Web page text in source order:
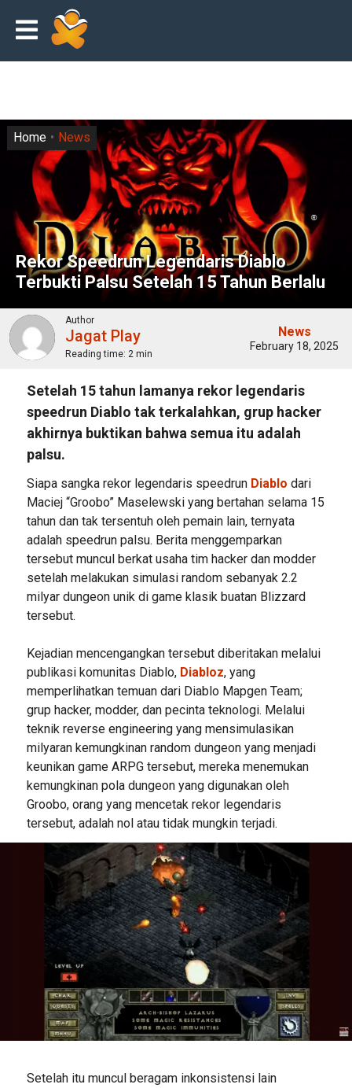
Rekor Speedrun Legendaris Diablo
Terbukti Palsu Setelah 15 Tahun Berlalu
Home News
Author
Jagat Play
Reading time: 2 min
News
February 18, 2025
Setelah 15 tahun lamanya rekor legendaris
speedrun Diablo tak terkalahkan, grup hacker
akhirnya buktikan bahwa semua itu adalah
palsu.
Siapa sangka rekor legendaris speedrun Diablo dari
Maciej “Groobo” Maselewski yang bertahan selama 15
tahun dan tak tersentuh oleh pemain lain, ternyata
adalah speedrun palsu. Berita menggemparkan
tersebut muncul berkat usaha tim hacker dan modder
setelah melakukan simulasi random sebanyak 2.2
milyar dungeon unik di game klasik buatan Blizzard
tersebut.
Kejadian mencengangkan tersebut diberitakan melalui
publikasi komunitas Diablo, Diabloz, yang
memperlihatkan temuan dari Diablo Mapgen Team;
grup hacker, modder, dan pecinta teknologi. Melalui
teknik reverse engineering yang mensimulasikan
milyaran kemungkinan random dungeon yang menjadi
keunikan game ARPG tersebut, mereka menemukan
kemungkinan pola dungeon yang digunakan oleh
Groobo, orang yang mencetak rekor legendaris
tersebut, adalah nol atau tidak mungkin terjadi.
Setelah itu muncul beragam inkonsistensi lain